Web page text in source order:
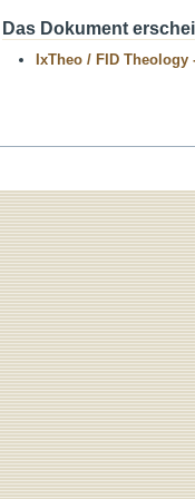
Das Dokument
IxTheo / FID Theology